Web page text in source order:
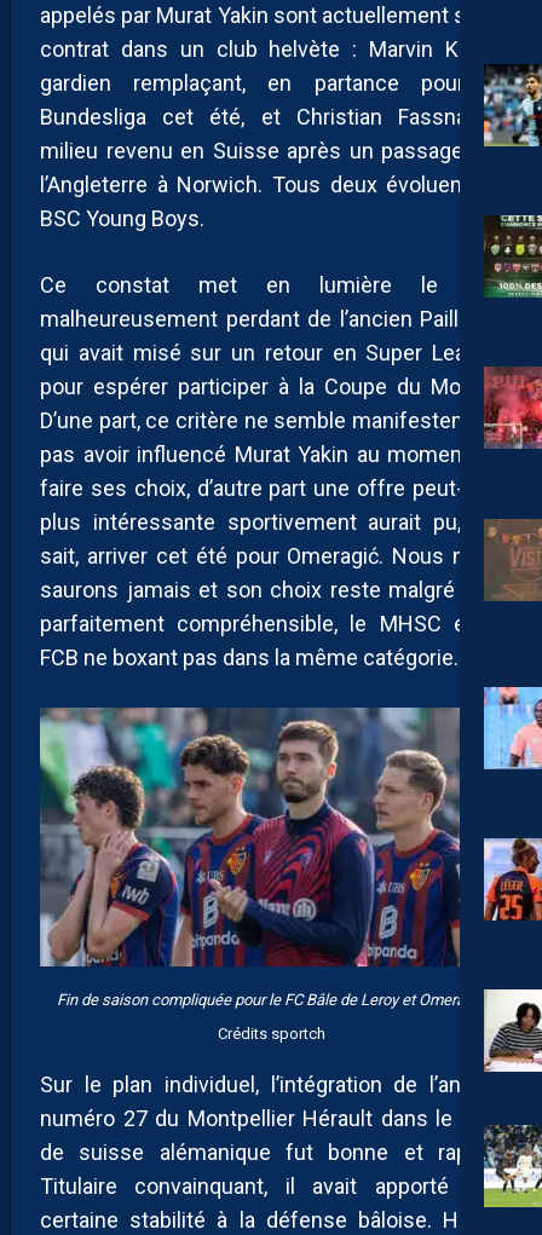
appelés par Murat Yakin sont actuellement sous
contrat dans un club helvète : Marvin Keller,
gardien remplaçant, en partance pour la
Bundesliga cet été, et Christian Fassnacht,
milieu revenu en Suisse après un passage par
l’Angleterre à Norwich. Tous deux évoluent au
BSC Young Boys.
Ce constat met en lumière le pari
malheureusement perdant de l’ancien Pailladin,
qui avait misé sur un retour en Super League
pour espérer participer à la Coupe du Monde.
D’une part, ce critère ne semble manifestement
pas avoir influencé Murat Yakin au moment de
faire ses choix, d’autre part une offre peut-être
plus intéressante sportivement aurait pu, qui
sait, arriver cet été pour Omeragić. Nous ne le
saurons jamais et son choix reste malgré tout
parfaitement compréhensible, le MHSC et le
FCB ne boxant pas dans la même catégorie.
Fin de saison compliquée pour le FC Bâle de Leroy et Omeragić
Crédits sportch
Sur le plan individuel, l’intégration de l’ancien
numéro 27 du Montpellier Hérault dans le club
de suisse alémanique fut bonne et rapide.
Titulaire convainquant, il avait apporté une
certaine stabilité à la défense bâloise. Hélas,